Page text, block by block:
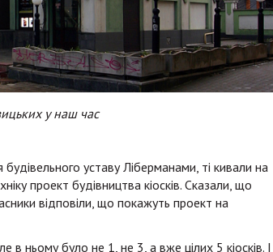
у наш час
уставу Ліберманами, ті кивали на
проект будівництва кіосків. Сказали, що
відповіли, що покажуть проект на
в ньому було не 1, не 3, а вже цілих 5 кіосків. І